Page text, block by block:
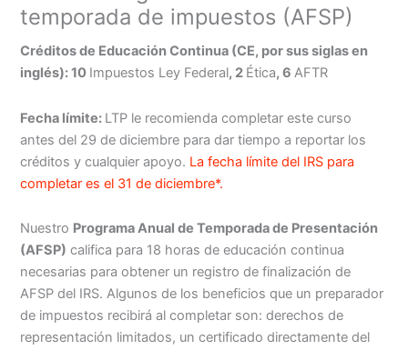
temporada de impuestos (AFSP)
Créditos de Educación Continua (CE, por sus siglas en
inglés): 10 Impuestos Ley Federal, 2 Ética, 6AFTR
Fecha límite: LTP le recomienda completar este curso
antes del 29 de diciembre para dar tiempo a reportar los
créditos y cualquier apoyo. La fecha límite del IRS para
completar es el 31 de diciembre*.
Nuestro Programa Anual de Temporada de Presentación
(AFSP) califica para 18 horas de educación continua
necesarias para obtener un registro de finalización de
AFSP del IRS. Algunos de los beneficios que un preparador
de impuestos recibirá al completar son: derechos de
representación limitados, un certificado directamente del